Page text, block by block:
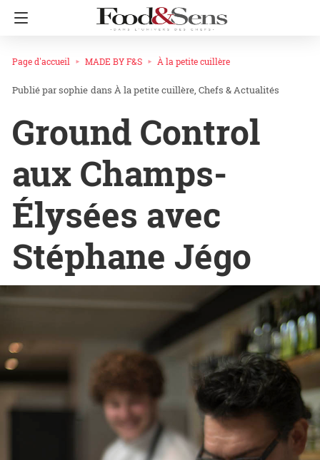
Page d'accueil MADE BY F&S À la petite cuillère
sophie dans À la petite cuillère Chefs & Actualités
Ground Control
aux Champs-
Élysées avec
Stéphane Jégo